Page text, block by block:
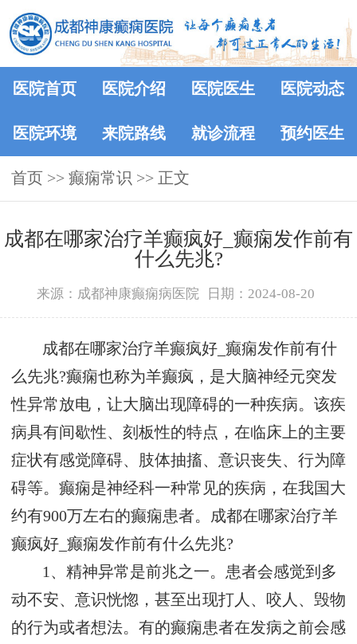
医院首页 医院介绍 医院医生 医院动态
医院环境 来院路线 就诊流程 预约医生
首页 >> 癫痫常识 >> 正文
成都在哪家治疗羊癫疯好_癫痫发作前有
什么先兆?
来源：成都神康癫痫病医院 日期：2024-08-20
成都在哪家治疗羊癫疯好_癫痫发作前有什
么先兆?癫痫也称为羊癫疯，是大脑神经元突发
性异常放电，让大脑出现障碍的一种疾病。该疾
病具有间歇性、刻板性的特点，在临床上的主要
症状有感觉障碍、肢体抽搐、意识丧失、行为障
碍等。癫痫是神经科一种常见的疾病，在我国大
约有900万左右的癫痫患者。成都在哪家治疗羊
癫疯好_癫痫发作前有什么先兆?
1、精神异常是前兆之一。患者会感觉到多
动不安、意识恍惚，甚至出现打人、咬人、毁物
的行为或者想法。有的癫痫患者在发病之前会感